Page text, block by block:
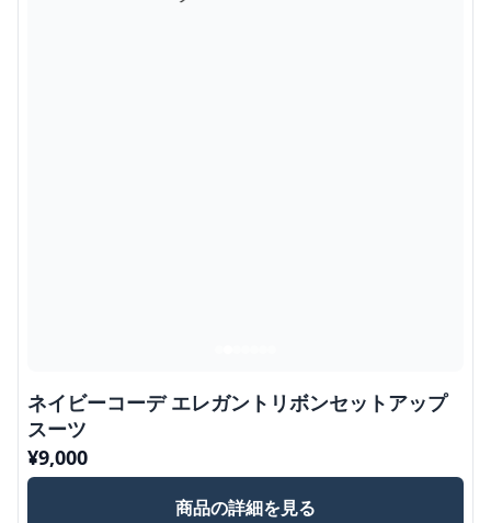
ネイビーコーデ エレガントリボンセットアップ
スーツ
¥9,000
商品の詳細を見る